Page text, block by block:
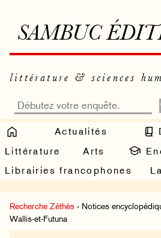
SAMBUC
littérature & sciences
Actualités
Littérature
Arts
Librairies francophones
Recherche Zéthès › Notices
Wallis-et-Futuna